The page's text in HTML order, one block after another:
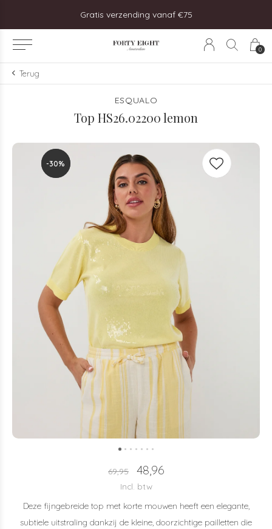
0
Gratis verzending vanaf €75
Terug
ESQUALO
Top HS26.02200 lemon
-30%
-30%
69,95 48,96
Incl. btw
Deze fijngebreide top met korte mouwen heeft een elegante,
subtiele uitstraling dankzij de kleine, doorzichtige pailletten die